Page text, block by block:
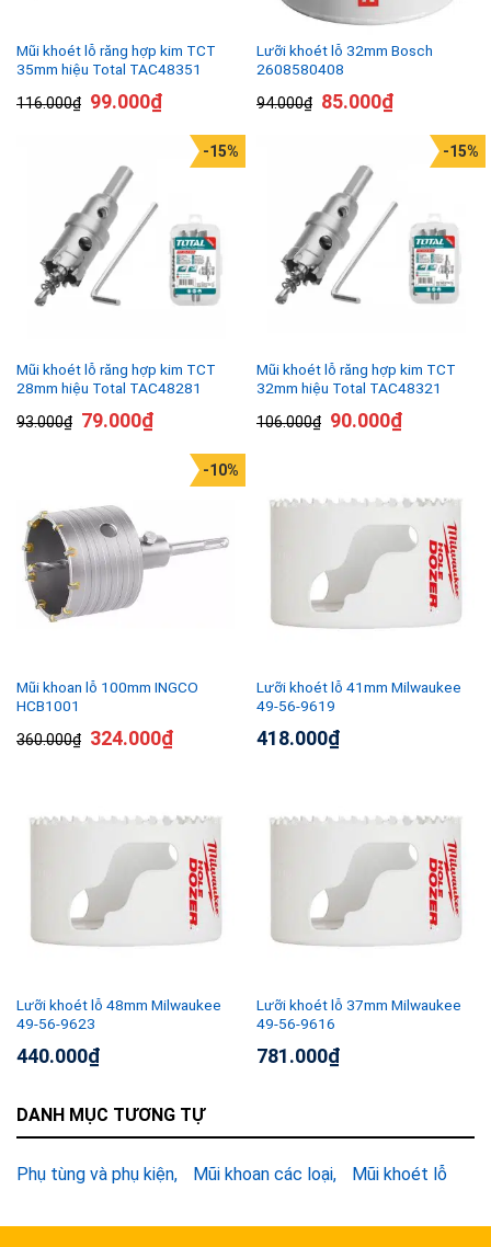
Mũi khoét lỗ răng hợp kim TCT
35mm hiệu Total TAC48351
116.000₫ 99.000₫
Lưỡi khoét lỗ 32mm Bosch
2608580408
94.000₫ 85.000₫
Mũi khoét lỗ răng hợp kim TCT
28mm hiệu Total TAC48281
93.000₫
-15%
79.000₫
Mũi khoét lỗ răng hợp kim TCT
32mm hiệu Total TAC48321
106.000₫
-15%
90.000₫
Mũi khoan lỗ 100mm INGCO
HCB1001
360.000₫
-10%
324.000₫
Lưỡi khoét lỗ 41mm Milwaukee
49-56-9619
418.000₫
Lưỡi khoét lỗ 48mm Milwaukee
49-56-9623
440.000₫
Lưỡi khoét lỗ 37mm Milwaukee
49-56-9616
781.000₫
DANH MỤC TƯƠNG TỰ
Phụ tùng và phụ kiện Mũi khoan các loại Mũi khoét lỗ